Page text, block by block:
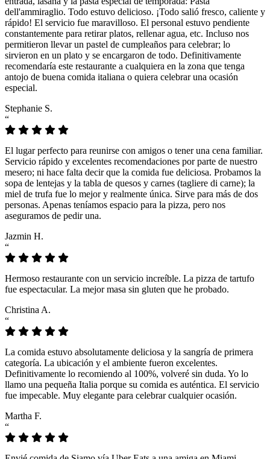
dell'ammiraglio. Todo estuvo delicioso. ¡Todo salió fresco, caliente y
rápido! El servicio fue maravilloso. El personal estuvo pendiente
constantemente para retirar platos, rellenar agua, etc. Incluso nos
permitieron llevar un pastel de cumpleaños para celebrar; lo
sirvieron en un plato y se encargaron de todo. Definitivamente
recomendaría este restaurante a cualquiera en la zona que tenga
antojo de buena comida italiana o quiera celebrar una ocasión
especial.
Stephanie S.
“
El lugar perfecto para reunirse con amigos o tener una cena familiar.
Servicio rápido y excelentes recomendaciones por parte de nuestro
mesero; ni hace falta decir que la comida fue deliciosa. Probamos la
sopa de lentejas y la tabla de quesos y carnes (tagliere di carne); la
miel de trufa fue lo mejor y realmente única. Sirve para más de dos
personas. Apenas teníamos espacio para la pizza, pero nos
aseguramos de pedir una.
Jazmin H.
“
Hermoso restaurante con un servicio increíble. La pizza de tartufo
fue espectacular. La mejor masa sin gluten que he probado.
Christina A.
“
La comida estuvo absolutamente deliciosa y la sangría de primera
categoría. La ubicación y el ambiente fueron excelentes.
Definitivamente lo recomiendo al 100%, volveré sin duda. Yo lo
llamo una pequeña Italia porque su comida es auténtica. El servicio
fue impecable. Muy elegante para celebrar cualquier ocasión.
Martha F.
“